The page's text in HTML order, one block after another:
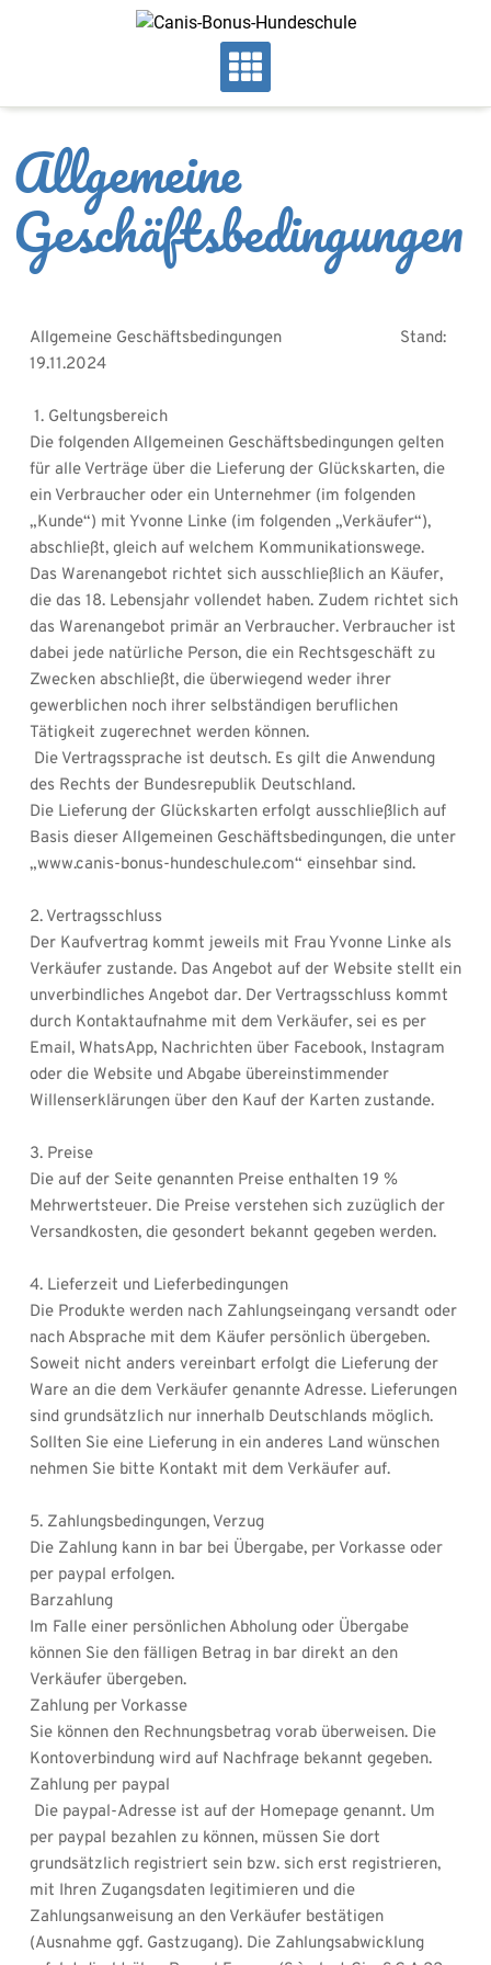
Allgemeine
Geschäftsbedingungen
Allgemeine Geschäftsbedingungen                           Stand:
19.11.2024
1. Geltungsbereich
Die folgenden Allgemeinen Geschäftsbedingungen gelten
für alle Verträge über die Lieferung der Glückskarten, die
ein Verbraucher oder ein Unternehmer (im folgenden
„Kunde“) mit Yvonne Linke (im folgenden „Verkäufer“),
abschließt, gleich auf welchem Kommunikationswege.
Das Warenangebot richtet sich ausschließlich an Käufer,
die das 18. Lebensjahr vollendet haben. Zudem richtet sich
das Warenangebot primär an Verbraucher. Verbraucher ist
dabei jede natürliche Person, die ein Rechtsgeschäft zu
Zwecken abschließt, die überwiegend weder ihrer
gewerblichen noch ihrer selbständigen beruflichen
Tätigkeit zugerechnet werden können.
Die Vertragssprache ist deutsch. Es gilt die Anwendung
des Rechts der Bundesrepublik Deutschland.
Die Lieferung der Glückskarten erfolgt ausschließlich auf
Basis dieser Allgemeinen Geschäftsbedingungen, die unter
„www.canis-bonus-hundeschule.com“ einsehbar sind.
2. Vertragsschluss
Der Kaufvertrag kommt jeweils mit Frau Yvonne Linke als
Verkäufer zustande. Das Angebot auf der Website stellt ein
unverbindliches Angebot dar. Der Vertragsschluss kommt
durch Kontaktaufnahme mit dem Verkäufer, sei es per
Email, WhatsApp, Nachrichten über Facebook, Instagram
oder die Website und Abgabe übereinstimmender
Willenserklärungen über den Kauf der Karten zustande.
3. Preise
Die auf der Seite genannten Preise enthalten 19 %
Mehrwertsteuer. Die Preise verstehen sich zuzüglich der
Versandkosten, die gesondert bekannt gegeben werden.
4. Lieferzeit und Lieferbedingungen
Die Produkte werden nach Zahlungseingang versandt oder
nach Absprache mit dem Käufer persönlich übergeben.
Soweit nicht anders vereinbart erfolgt die Lieferung der
Ware an die dem Verkäufer genannte Adresse. Lieferungen
sind grundsätzlich nur innerhalb Deutschlands möglich.
Sollten Sie eine Lieferung in ein anderes Land wünschen
nehmen Sie bitte Kontakt mit dem Verkäufer auf.
5. Zahlungsbedingungen, Verzug
Die Zahlung kann in bar bei Übergabe, per Vorkasse oder
per paypal erfolgen.
Barzahlung
Im Falle einer persönlichen Abholung oder Übergabe
können Sie den fälligen Betrag in bar direkt an den
Verkäufer übergeben.
Zahlung per Vorkasse
Sie können den Rechnungsbetrag vorab überweisen. Die
Kontoverbindung wird auf Nachfrage bekannt gegeben.
Zahlung per paypal
Die paypal-Adresse ist auf der Homepage genannt. Um
per paypal bezahlen zu können, müssen Sie dort
grundsätzlich registriert sein bzw. sich erst registrieren,
mit Ihren Zugangsdaten legitimieren und die
Zahlungsanweisung an den Verkäufer bestätigen
(Ausnahme ggf. Gastzugang). Die Zahlungsabwicklung